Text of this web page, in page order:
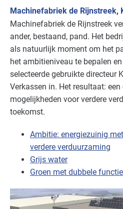
Machinefabriek de Rijnstreek,
Machinefabriek de Rijnstreek
ander, bestaand, pand. Het
als natuurlijk moment om het
het ambitieniveau te bepalen
selecteerde gebruikte directeur
Verkassen in. Het resultaat:
mogelijkheden voor verdere
toekomst.
Ambitie: energiezuinig
verdere verduurzaming
Grijs water
Groen met dubbele functie